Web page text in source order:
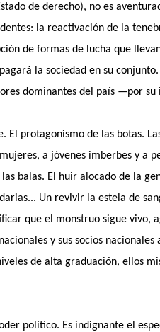
de derecho), no es
la reactivación de la
de formas de lucha que
la sociedad en su
dominantes del país —por
El protagonismo de las botas.
a jóvenes imberbes y a
balas. El huir alocado de la
Un revivir la estela de
que el monstruo sigue vivo,
y sus socios
de alta graduación, ellos
político. Es indignante el